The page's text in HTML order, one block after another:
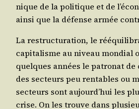
nique de la poli­tique et de
ain­si que la défense armée
La restruc­tu­ra­tion, le
capi­ta­lisme au niveau mon­dial
quelques années le patro­nat
des sec­teurs peu ren­tables ou
sec­teurs sont aujourd’hui les
crise. On les trouve dans